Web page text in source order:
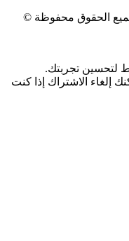
الحقوق محفوظة ©
لتحسين تجربتك.
إلغاء الاشتراك إذا كنت